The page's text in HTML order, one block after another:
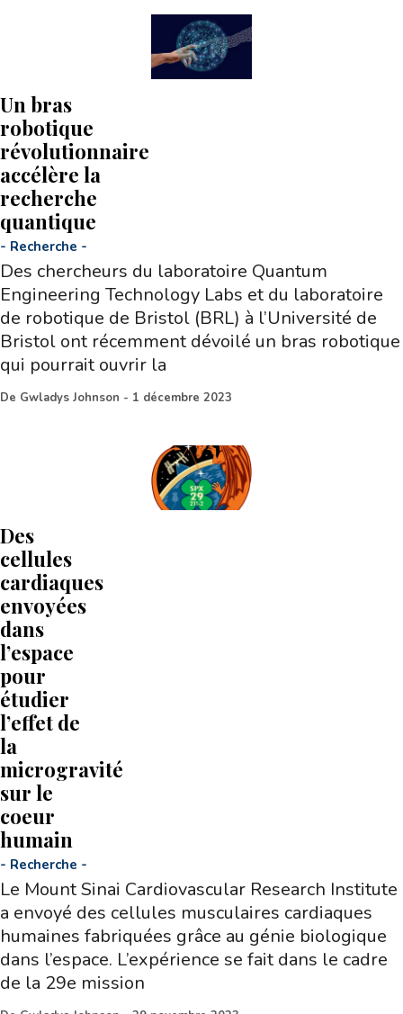
Un bras
robotique
révolutionnaire
accélère la
recherche
quantique
- Recherche -
Des chercheurs du laboratoire Quantum
Engineering Technology Labs et du laboratoire
de robotique de Bristol (BRL) à l’Université de
Bristol ont récemment dévoilé un bras robotique
qui pourrait ouvrir la
De Gwladys Johnson - 1 décembre 2023
Des
cellules
cardiaques
envoyées
dans
l’espace
pour
étudier
l’effet de
la
microgravité
sur le
coeur
humain
- Recherche -
Le Mount Sinai Cardiovascular Research Institute
a envoyé des cellules musculaires cardiaques
humaines fabriquées grâce au génie biologique
dans l’espace. L’expérience se fait dans le cadre
de la 29e mission